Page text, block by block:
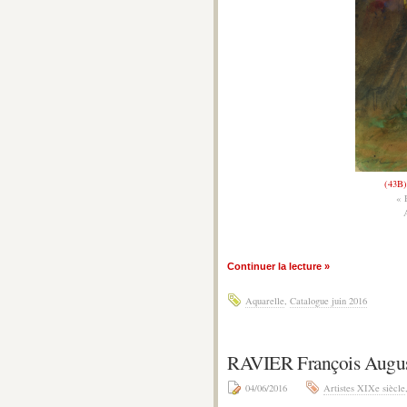
(43B)
«
Continuer la lecture »
Aquarelle, Catalogue juin 2016
RAVIER François
04/06/2016 Artistes XIXe siècle